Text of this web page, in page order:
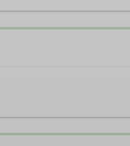
feucht.de
sind wir regelmäßig auf